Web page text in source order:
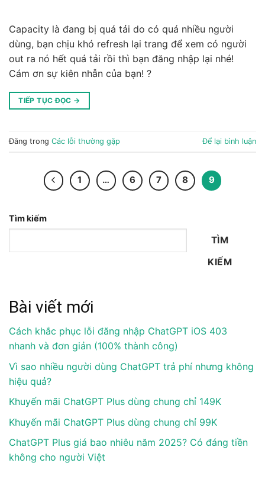
Capacity là đang bị quá tải do có quá nhiều người
dùng, bạn chịu khó refresh lại trang để xem có người
out ra nó hết quá tải rồi thì bạn đăng nhập lại nhé!
Cám ơn sự kiên nhẫn của bạn! ?
TIẾP TỤC ĐỌC →
Đăng trong Các lỗi thường gặp Để lại bình luận
1 … 6 7 8 9
Tìm kiếm
TÌM
KIẾM
Bài viết mới
Cách khắc phục lỗi đăng nhập ChatGPT iOS 403
nhanh và đơn giản (100% thành công)
Vì sao nhiều người dùng ChatGPT trả phí nhưng không
hiệu quả?
Khuyến mãi ChatGPT Plus dùng chung chỉ 149K
Khuyến mãi ChatGPT Plus dùng chung chỉ 99K
ChatGPT Plus giá bao nhiêu năm 2025? Có đáng tiền
không cho người Việt